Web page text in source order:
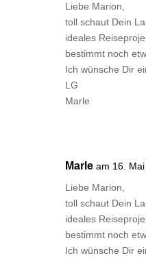
Liebe Marion,
toll schaut Dein
ideales
bestimmt noch
Ich wünsche Dir
LG
Marle
Marle am 16.
Liebe Marion,
toll schaut Dein
ideales
bestimmt noch
Ich wünsche Dir